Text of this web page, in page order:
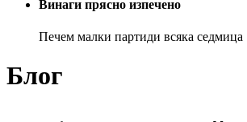
Винаги прясно изпечено
Печем малки партиди всяка седмица
Блог